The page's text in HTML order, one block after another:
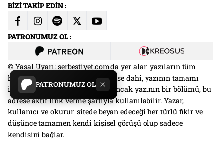
PATRONUMUZ OL
BİZİ TAKİP EDİN :
PATRONUMUZ OL :
© Yasal Uyarı: serbestiyet.com'da yer alan yazıların tüm
hakları saklıdır. Kaynak gösterilse dahi, yazının tamamı
izin alınmadan kullanılamaz. Ancak yazının bir bölümü, bu
adrese aktif link verme şartıyla kullanılabilir. Yazar,
kullanıcı ve okurun sitede beyan edeceği her türlü fikir ve
düşünce tamamen kendi kişisel görüşü olup sadece
kendisini bağlar.